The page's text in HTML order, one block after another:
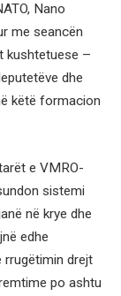
Nano
me seancën
kushtetuese –
dhe
këtë formacion
e VMRO-
sistemi
në krye dhe
edhe
rrugëtimin drejt
po ashtu